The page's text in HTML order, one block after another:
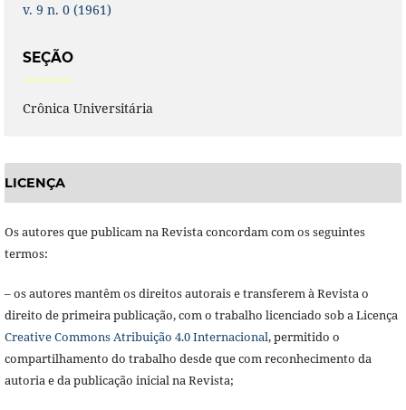
v. 9 n. 0 (1961)
SEÇÃO
Crônica Universitária
LICENÇA
Os autores que publicam na Revista concordam com os seguintes
termos:
– os autores mantêm os direitos autorais e transferem à Revista o
direito de primeira publicação, com o trabalho licenciado sob a Licença
Creative Commons Atribuição 4.0 Internacional, permitido o
compartilhamento do trabalho desde que com reconhecimento da
autoria e da publicação inicial na Revista;